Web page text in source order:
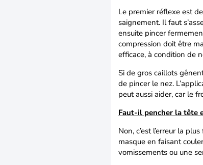
Le premier réflexe est
saignement. Il faut
ensuite pincer
compression doit être
efficace, à condition de
Si de gros caillots
de pincer le nez.
peut aussi aider, car le
Faut-il pencher la tête
Non, c’est l’erreur la
masque en faisant
vomissements ou une